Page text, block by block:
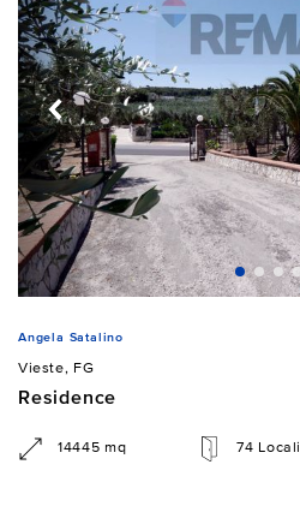
Angela Satalino
Vieste, FG
Residence
14445 mq 74 Locali